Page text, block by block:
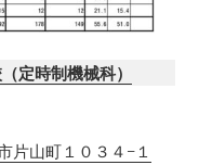
定時制機械科）
片山町１０３４−１